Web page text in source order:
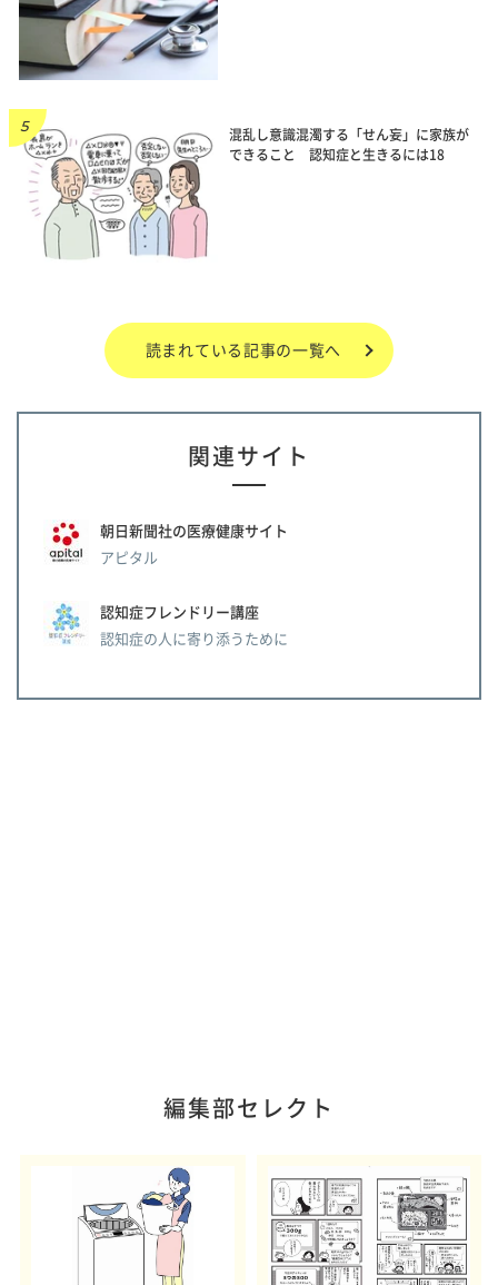
混乱し意識混濁する「せん妄」に家族が
できること 認知症と生きるには18
読まれている記事の一覧へ
関連サイト
朝日新聞社の医療健康サイト
アピタル
認知症フレンドリー講座
認知症の人に寄り添うために
編集部セレクト